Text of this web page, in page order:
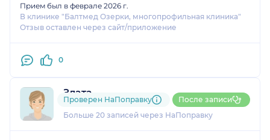
Прием был в феврале 2026 г.
В клинике "Балтмед Озерки, многопрофильная клиника"
Отзыв оставлен через сайт/приложение
0
Злата
7 отзывов и3 оценки
Больше 20 записей через НаПоправку
Проверен НаПоправку После записи